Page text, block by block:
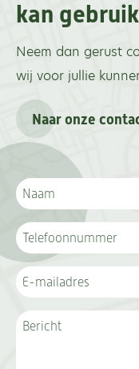
kan
Neem dan gerust
wij voor jullie
Naar onze